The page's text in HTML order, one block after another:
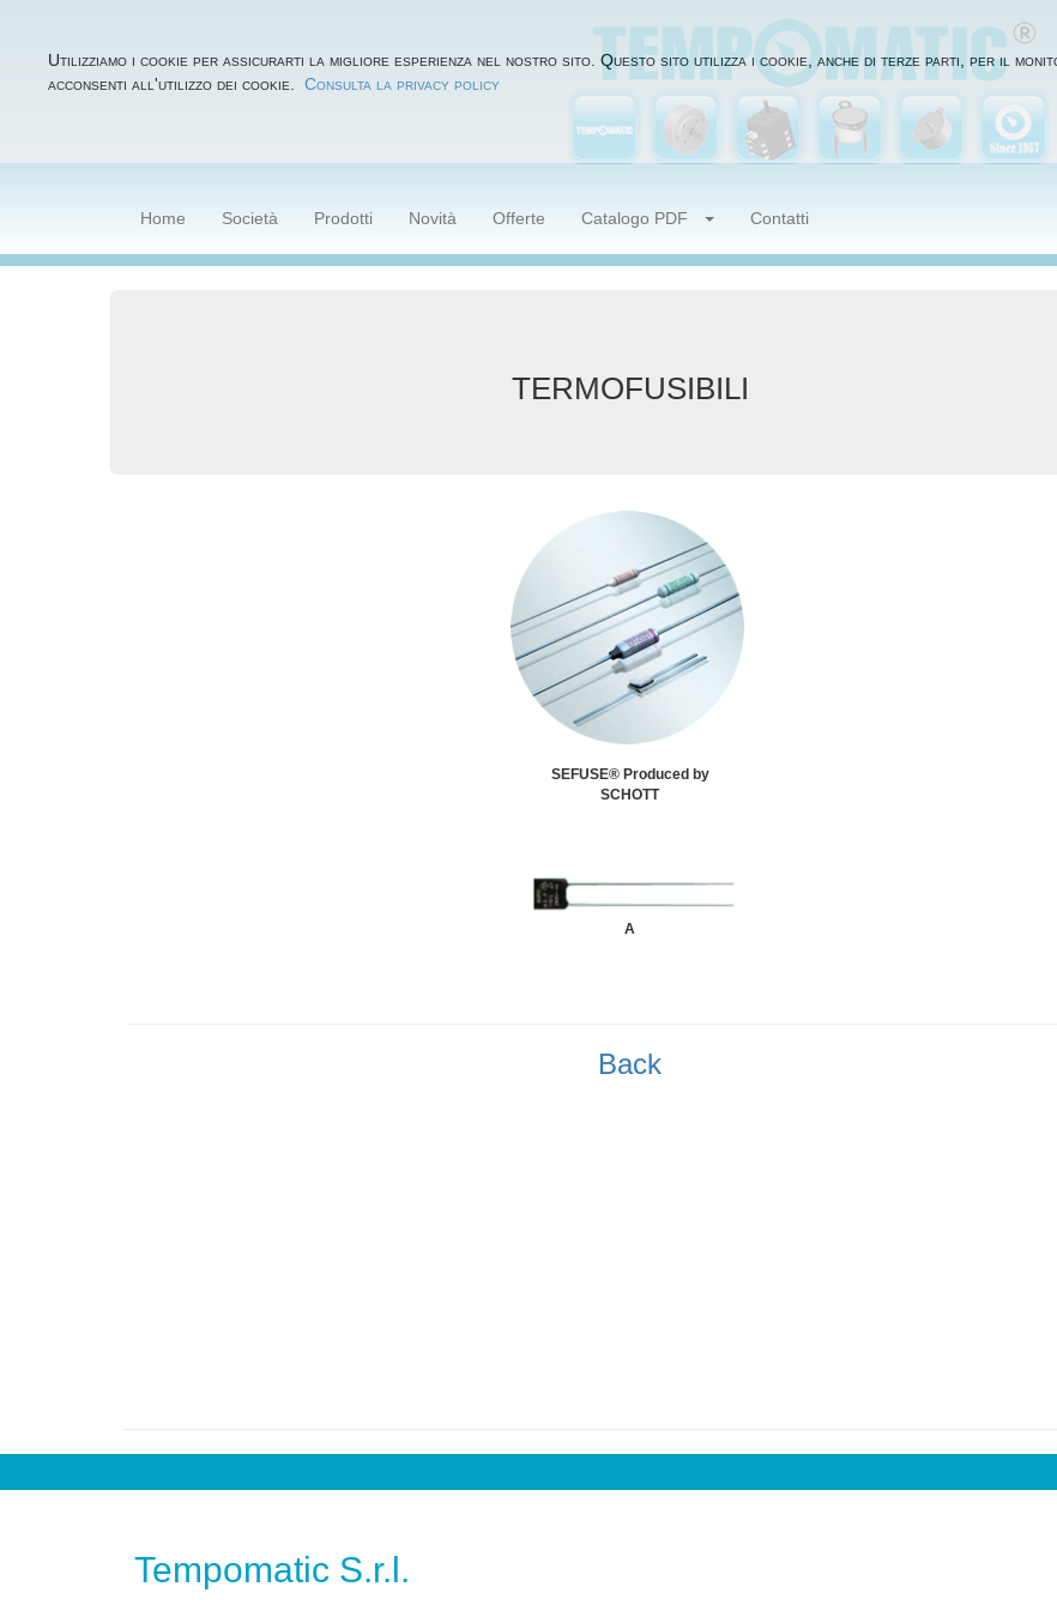
Home Società Prodotti Novità Offerte Catalogo PDF Contatti
TERMOFUSIBILI
SEFUSE® Produced by
SCHOTT
A
Back
Tempomatic S.r.l.
Utilizziamo i cookie per assicurarti la migliore esperienza nel nostro sito. Questo sito utilizza i cookie, anche di terze parti, per il
acconsenti all'utilizzo dei cookie.
Consulta la privacy policy